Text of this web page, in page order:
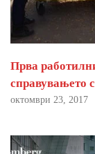
Прва
справувањето
октомври 23, 2017